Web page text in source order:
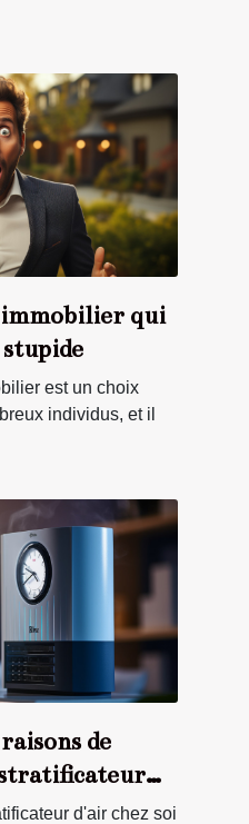
qui
est un choix
individus, et il
de
d'air chez soi